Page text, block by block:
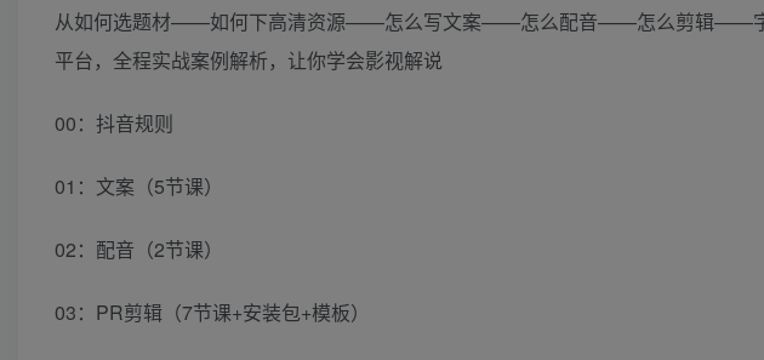
从如何选题材——如何下高清资源——怎么写文案——怎么配音——怎么剪辑
平台，全程实战案例解析，让你学会影视解说
00：抖音规则
01：文案（5节课）
02：配音（2节课）
03：PR剪辑（7节课+安装包+模板）